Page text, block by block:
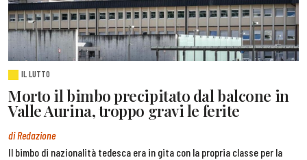
IL LUTTO
Morto il bimbo precipitato dal balcone in
Valle Aurina, troppo gravi le ferite
di Redazione
Il bimbo di nazionalità tedesca era in gita con la propria classe per la